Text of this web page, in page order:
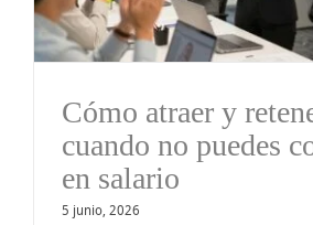
Cómo atraer y
cuando no puedes
en salario
5 junio, 2026